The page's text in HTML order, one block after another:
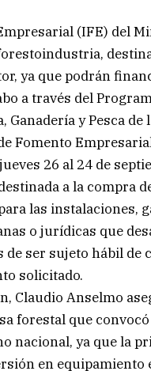
(IFE) del
ya que podrán
a través del
y Pesca
Fomento
26 al 24 de
a la compra
las instalaciones,
o jurídicas que
de ser sujeto hábil
solicitado.
Claudio Anselmo
forestal que
nacional, ya que la
en